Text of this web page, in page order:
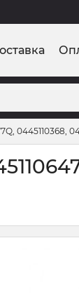
0445110368,